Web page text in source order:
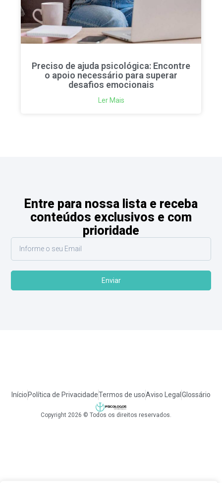
Preciso de ajuda psicológica: Encontre
o apoio necessário para superar
desafios emocionais
Ler Mais
Entre para nossa lista e receba
conteúdos exclusivos e com
prioridade
Enviar
Início Política de PrivacidadeTermos de usoAviso Legal Glossário
Copyright 2026 © Todos os direitos reservados.